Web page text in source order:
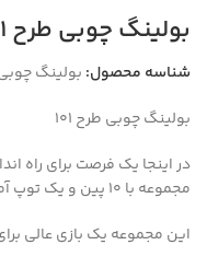
بولینگ چوبی طرح 101
شناسه محصول: بولینگ چوبی
بولینگ چوبی طرح ۱۰۱
در اینجا یک فرصت برای راه
مجموعه با ۱۰ پین و یک توپ آماده است.
این مجموعه یک بازی عالی